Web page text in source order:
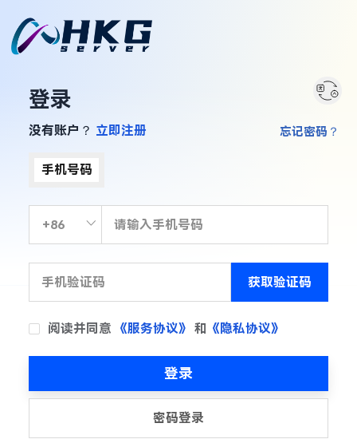
登录
没有账户？ 立即注册
手机号码
获取验证码
阅读并同意 《服务协议》 和 《隐私协议》
忘记密码？
登录
密码登录